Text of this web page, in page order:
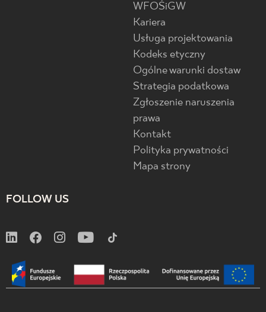
WFOŚiGW
Kariera
Usługa projektowania
Kodeks etyczny
Ogólne warunki dostaw
Strategia podatkowa
Zgłoszenie naruszenia
prawa
Kontakt
Polityka prywatności
Mapa strony
FOLLOW US